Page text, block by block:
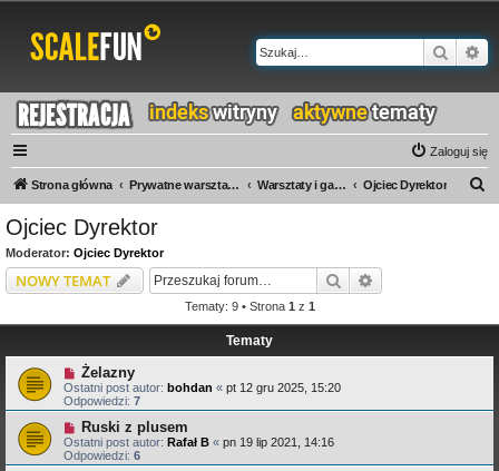
Szukaj
Zaloguj się
Strona główna Prywatne warsztaty i galerie Warsztaty i galerie N-Z Ojciec Dyrektor
Ojciec Dyrektor
Moderator: Ojciec Dyrektor
NOWY TEMAT Szukaj
Tematy: 9 • Strona 1 z 1
Tematy
Żelazny
Ostatni post autor: bohdan « pt 12 gru 2025, 15:20
Odpowiedzi: 7
Ruski z plusem
Ostatni post autor: Rafał B « pn 19 lip 2021, 14:16
Odpowiedzi: 6